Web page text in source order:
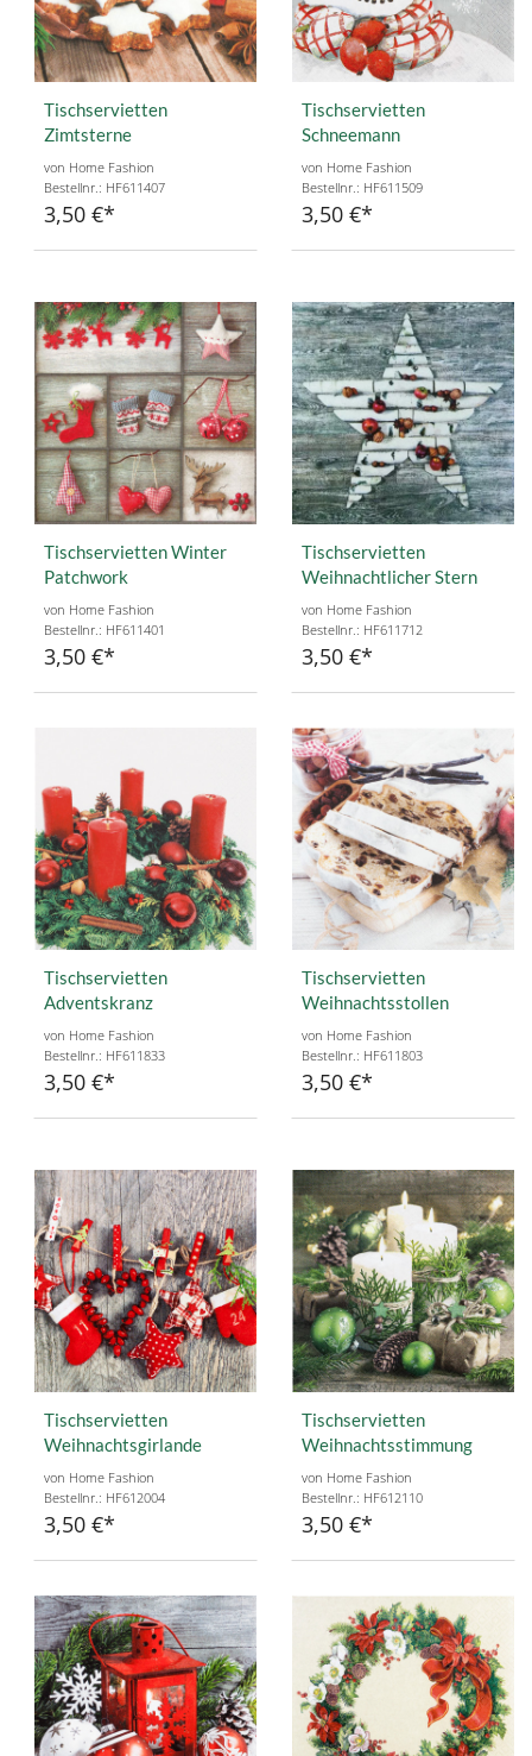
Tischservietten
Zimtsterne
von Home Fashion
Bestellnr.: HF611407
3,50 €
Tischservietten
Schneemann
von Home Fashion
Bestellnr.: HF611509
3,50 €
Tischservietten Winter
Patchwork
von Home Fashion
Bestellnr.: HF611401
3,50 €
Tischservietten
Weihnachtlicher Stern
von Home Fashion
Bestellnr.: HF611712
3,50 €
Tischservietten
Adventskranz
von Home Fashion
Bestellnr.: HF611833
3,50 €
Tischservietten
Weihnachtsstollen
von Home Fashion
Bestellnr.: HF611803
3,50 €
Tischservietten
Weihnachtsgirlande
von Home Fashion
Bestellnr.: HF612004
3,50 €
Tischservietten
Weihnachtsstimmung
von Home Fashion
Bestellnr.: HF612110
3,50 €